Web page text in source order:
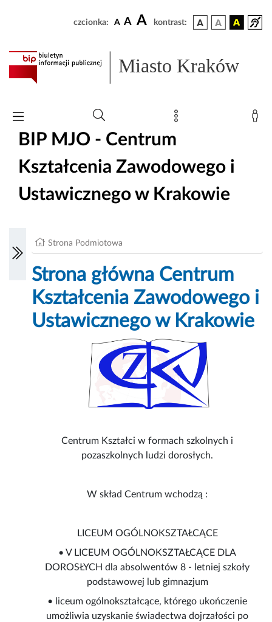
czcionka: A A A kontrast:
Miasto Kraków
BIP MJO - Centrum
Kształcenia Zawodowego i
Ustawicznego w Krakowie
Strona Podmiotowa
Strona główna Centrum
Kształcenia Zawodowego i
Ustawicznego w Krakowie
Centrum Kształci w formach szkolnych i
pozaszkolnych ludzi dorosłych.
W skład Centrum wchodzą :
LICEUM OGÓLNOKSZTAŁCĄCE
• V LICEUM OGÓLNOKSZTAŁCĄCE DLA
DOROSŁYCH dla absolwentów 8 - letniej szkoły
podstawowej lub gimnazjum
• liceum ogólnokształcące, którego ukończenie
umożliwia uzyskanie świadectwa dojrzałości po